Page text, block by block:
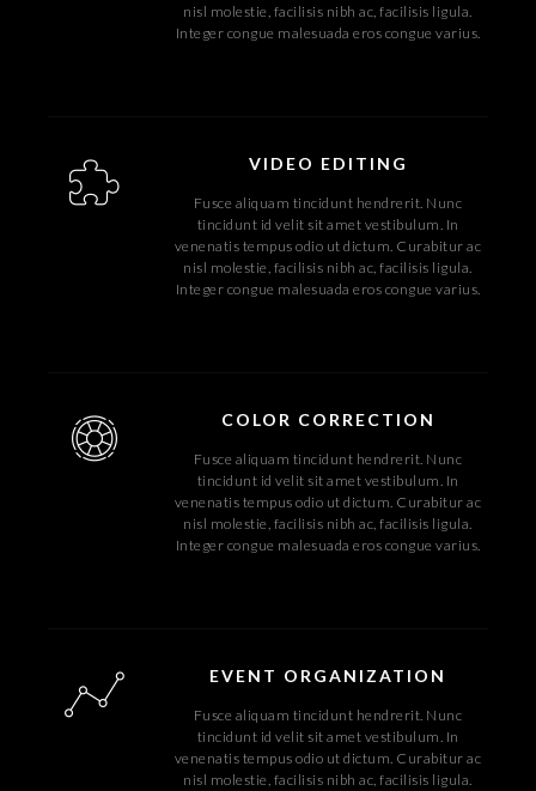
nisl molestie, facilisis nibh ac, facilisis ligula.
Integer congue malesuada eros congue varius.
VIDEO EDITING
Fusce aliquam tincidunt hendrerit. Nunc
tincidunt id velit sit amet vestibulum. In
venenatis tempus odio ut dictum. Curabitur ac
nisl molestie, facilisis nibh ac, facilisis ligula.
Integer congue malesuada eros congue varius.
COLOR CORRECTION
Fusce aliquam tincidunt hendrerit. Nunc
tincidunt id velit sit amet vestibulum. In
venenatis tempus odio ut dictum. Curabitur ac
nisl molestie, facilisis nibh ac, facilisis ligula.
Integer congue malesuada eros congue varius.
EVENT ORGANIZATION
Fusce aliquam tincidunt hendrerit. Nunc
tincidunt id velit sit amet vestibulum. In
venenatis tempus odio ut dictum. Curabitur ac
nisl molestie, facilisis nibh ac, facilisis ligula.